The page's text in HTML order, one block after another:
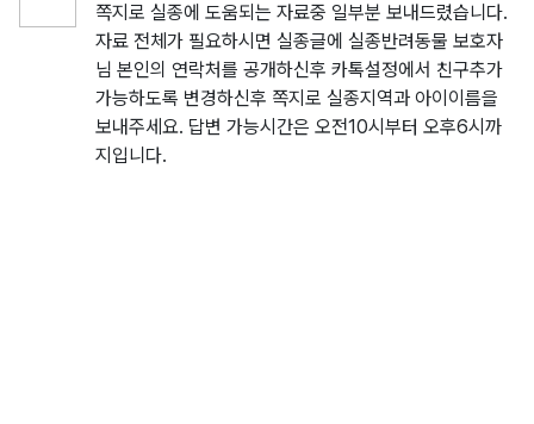
쪽지로 실종에 도움되는 자료중 일부분 보내드렸습니다.
자료 전체가 필요하시면 실종글에 실종반려동물 보호자
님 본인의 연락처를 공개하신후 카톡설정에서 친구추가
가능하도록 변경하신후 쪽지로 실종지역과 아이이름을
보내주세요. 답변 가능시간은 오전10시부터 오후6시까
지입니다.